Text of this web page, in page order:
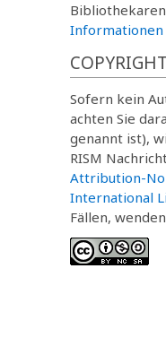
Informationen
COPYRIGHT
Sofern kein
achten Sie
genannt ist),
RISM
Attribution-
International
Fällen,